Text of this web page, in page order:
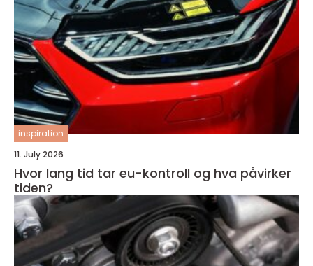
inspiration
11. July 2026
Hvor lang tid tar eu-kontroll og hva påvirker
tiden?